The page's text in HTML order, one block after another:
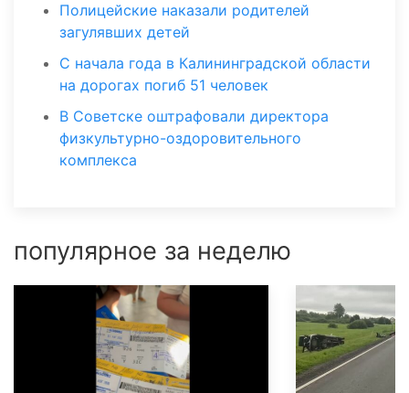
Полицейские наказали родителей
загулявших детей
С начала года в Калининградской области
на дорогах погиб 51 человек
В Советске оштрафовали директора
физкультурно-оздоровительного
комплекса
популярное за неделю